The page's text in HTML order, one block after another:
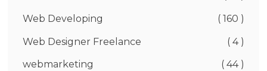
Web Developing ( 160 )
Web Designer Freelance ( 4 )
webmarketing ( 44 )